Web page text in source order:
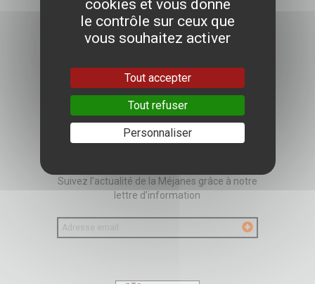
Infos pratiques
La bibliothèque
Catalogue et ressources
À l'affiche
Méjanes numérique
Suivez l’actualité de la Méjanes grâce à notre
lettre d’information
email
cookies et vous donne
le contrôle sur ceux que
vous souhaitez activer
Tout accepter
Tout refuser
Personnaliser